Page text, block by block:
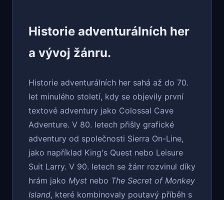
Historie adventurálních her
a vývoj žánru.
Historie adventurálních her sahá až do 70.
let minulého století, kdy se objevily první
textové adventury jako Colossal Cave
Adventure. V 80. letech přišly grafické
adventury od společnosti Sierra On-Line,
jako například King's Quest nebo Leisure
Suit Larry. V 90. letech se žánr rozvinul díky
hrám jako Myst nebo The Secret of Monkey
Island, které kombinovaly poutavý příběh s